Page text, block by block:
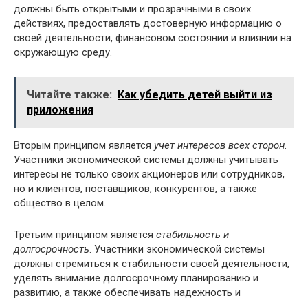
должны быть открытыми и прозрачными в своих
действиях, предоставлять достоверную информацию о
своей деятельности, финансовом состоянии и влиянии на
окружающую среду.
Читайте также: Как убедить детей выйти из
приложения
Вторым принципом является учет интересов всех сторон
Участники экономической системы должны учитывать
интересы не только своих акционеров или сотрудников,
но и клиентов, поставщиков, конкурентов, а также
общество в целом.
Третьим принципом является стабильность и
долгосрочность . Участники экономической системы
должны стремиться к стабильности своей деятельности,
уделять внимание долгосрочному планированию и
развитию, а также обеспечивать надежность и